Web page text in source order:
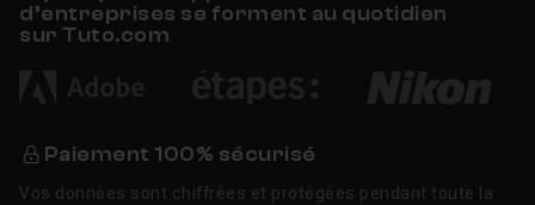
d’entreprises se forment au quotidien
sur Tuto.com
Paiement 100% sécurisé
Vos données sont chiffrées et protégées pendant toute la